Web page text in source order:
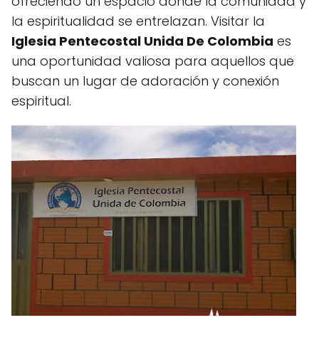
la espiritualidad se entrelazan. Visitar la
Iglesia Pentecostal Unida De Colombia es
una oportunidad valiosa para aquellos que
buscan un lugar de adoración y conexión
espiritual.